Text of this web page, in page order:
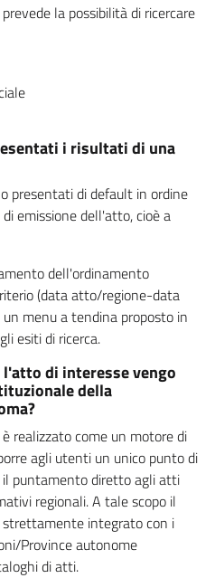
la possibilità di ricercare
i risultati di una
presentati di default in ordine
emissione dell'atto, cioè a
dell'ordinamento
(data atto/regione-data
menu a tendina proposto in
esiti di ricerca.
di interesse vengo
della
realizzato come un motore di
agli utenti un unico punto di
puntamento diretto agli atti
regionali. A tale scopo il
strettamente integrato con i
Province autonome
di atti.